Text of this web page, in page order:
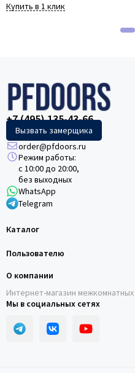
Купить в 1 клик
+7 (495) 135-43-66
Вызвать замерщика
order@pfdoors.ru
Режим работы:
с 10:00 до 20:00,
без выходных
WhatsApp
Telegram
Каталог
Пользователю
О компании
Интернет-магазин
Мы в социальных сетях